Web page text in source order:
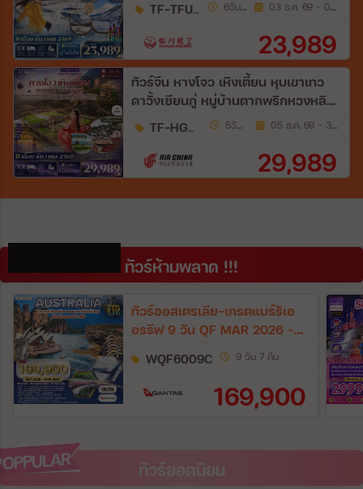
TF-TFU3U03 6วัน 4คืน 03 ธ.ค. 69 - 01 ม.ค. 70
23,989
ทัวร์จีน หางโจว เหิงเตี้ยน หุบเขาเทว
ดาวั้งเซียนกู่ หมู่บ้านตากพริกหวงหลิง
อู้หนีโจว #ทัวร์ไม่ลงร้าน 5วัน 3คืน
(CA)
TF-HGHCA03 5วัน 3คืน 05 ธ.ค. 69 - 30 ธ.ค. 69
29,989
ทัวร์ห้ามพลาด !!!
ทัวร์ออสเตรเลีย-เกรตแบร์ริเอ
อรรีฟ 9 วัน QF MAR 2026 -
WQF6009C 9 วัน 7 คืน
169,900
ทัวร์ยอดนิยม